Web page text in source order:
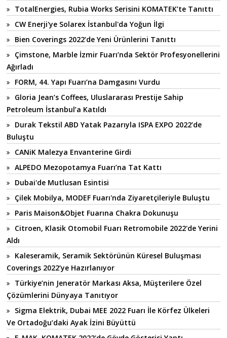
TotalEnergies, Rubia Works Serisini KOMATEK’te Tanıttı
CW Enerji'ye Solarex İstanbul'da Yoğun İlgi
Bien Coverings 2022’de Yeni Ürünlerini Tanıttı
Çimstone, Marble İzmir Fuarı’nda Sektör Profesyonellerini
Ağırladı
FORM, 44. Yapı Fuarı’na Damgasını Vurdu
Gloria Jean’s Coffees, Uluslararası Prestije Sahip
Petroleum İstanbul’a Katıldı
Durak Tekstil ABD Yatak Pazarıyla ISPA EXPO 2022’de
Buluştu
CANiK Malezya Envanterine Girdi
ALPEDO Mezopotamya Fuarı’na Tat Kattı
Dubai'de Mutlusan Esintisi
Çilek Mobilya, MODEF Fuarı'nda Ziyaretçileriyle Buluştu
Paris Maison&Objet Fuarına Chakra Dokunuşu
Citroen, Klasik Otomobil Fuarı Retromobile 2022'de Yerini
Aldı
Kaleseramik, Seramik Sektörünün Küresel Buluşması
Coverings 2022’ye Hazırlanıyor
Türkiye’nin Jeneratör Markası Aksa, Müşterilere Özel
Çözümlerini Dünyaya Tanıtıyor
Sigma Elektrik, Dubai MEE 2022 Fuarı İle Körfez Ülkeleri
Ve Ortadoğu’daki Ayak İzini Büyüttü